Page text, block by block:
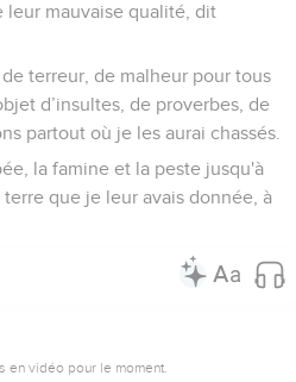
leur mauvaise qualité, dit
terreur, de malheur pour tous
d’insultes, de proverbes, de
partout où je les aurai chassés.
la famine et la peste jusqu'à
que je leur avais donnée, à
en vidéo pour le moment.